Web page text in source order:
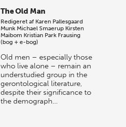
The Old Man
Redigeret af Karen Pallesgaard
Munk Michael Smaerup Kirsten
Maibom Kristian Park Frausing
(bog + e-bog)
Old men – especially those
who live alone – remain an
understudied group in the
gerontological literature,
despite their significance to
the demograph…